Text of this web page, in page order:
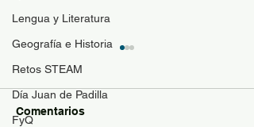
Lengua y Literatura
Geografía e Historia
Retos STEAM
Día Juan de Padilla
FyQ
Comentarios